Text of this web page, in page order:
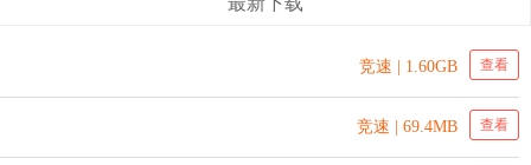
竞速 | 1.60GB 查看
竞速 | 69.4MB 查看